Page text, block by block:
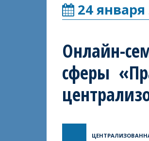
24 января
Онлайн-
сферы